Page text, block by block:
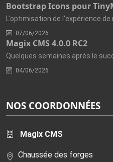
Bootstrap Icons pour
L'optimisation de l'expérience
07/06/2026
Magix CMS 4.0.0 RC2
04/06/2026
NOS COORDONNÉES
Magix CMS
Chaussée des forges